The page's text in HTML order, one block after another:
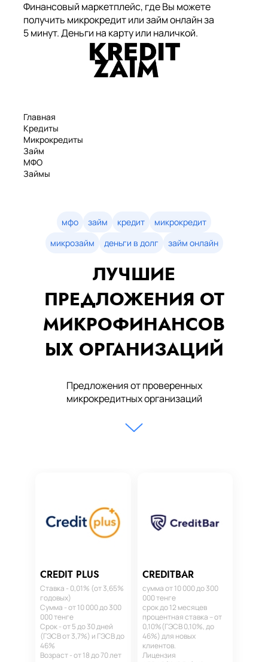
Финансовый маркетплейс, где Вы можете
получить микрокредит или займ онлайн за
5 минут. Деньги на карту или наличкой.
Главная
Кредиты
Микрокредиты
Займ
МФО
Займы
Займы онлайн
Денежные кредиты
мфо займ кредит
микрокредит
микрозайм
деньги в долг займ онлайн
ЛУЧШИЕ
ПРЕДЛОЖЕНИЯ ОТ
МИКРОФИНАНСОВ
ЫХ ОРГАНИЗАЦИЙ
Предложения от проверенных
микрокредитных организаций
CREDIT PLUS
Ставка - 0,01% (от 3,65%
годовых)
Сумма - от 10 000 до 300
000 тенге
Срок - от 5 до 30 дней
(ГЭСВ от 3,7%) и ГЭСВ до
46%
Возраст - от 18 до 70 лет
CREDITBAR
сумма от 10 000 до 300
000 тенге
срок до 12 месяцев
процентная ставка – от
0,10%(ГЭСВ 0,10%, до
46%) для новых
клиентов.
Лицензия